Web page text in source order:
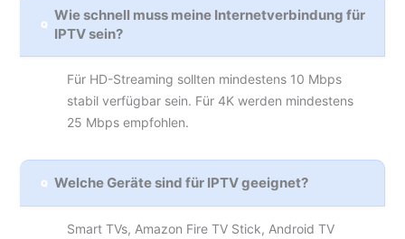
Wie schnell muss meine Internetverbindung für
IPTV sein?
Für HD-Streaming sollten mindestens 10 Mbps
stabil verfügbar sein. Für 4K werden mindestens
25 Mbps empfohlen.
Welche Geräte sind für IPTV geeignet?
Smart TVs, Amazon Fire TV Stick, Android TV